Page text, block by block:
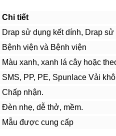
Chi tiết
Drap sử dụng kết dính, Drap
Bệnh viện và Bệnh viện
Màu xanh, xanh lá cây hoặc
SMS, PP, PE, Spunlace Vải
Chấp nhận.
Đèn nhẹ, dễ thở, mềm.
Mẫu được cung cấp